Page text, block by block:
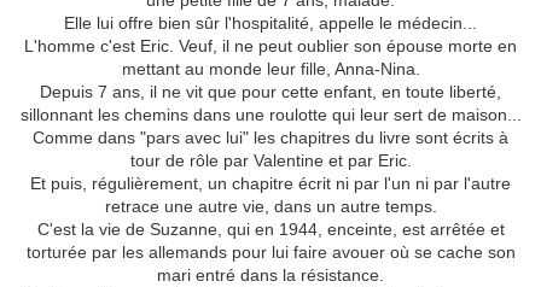
Elle lui offre bien sûr l'hospitalité, appelle le médecin...
L'homme c'est Eric. Veuf, il ne peut oublier son épouse morte en
mettant au monde leur fille, Anna-Nina.
Depuis 7 ans, il ne vit que pour cette enfant, en toute liberté,
sillonnant les chemins dans une roulotte qui leur sert de maison...
Comme dans "pars avec lui" les chapitres du livre sont écrits à
tour de rôle par Valentine et par Eric.
Et puis, régulièrement, un chapitre écrit ni par l'un ni par l'autre
retrace une autre vie, dans un autre temps.
C'est la vie de Suzanne, qui en 1944, enceinte, est arrêtée et
torturée par les allemands pour lui faire avouer où se cache son
mari entré dans la résistance.